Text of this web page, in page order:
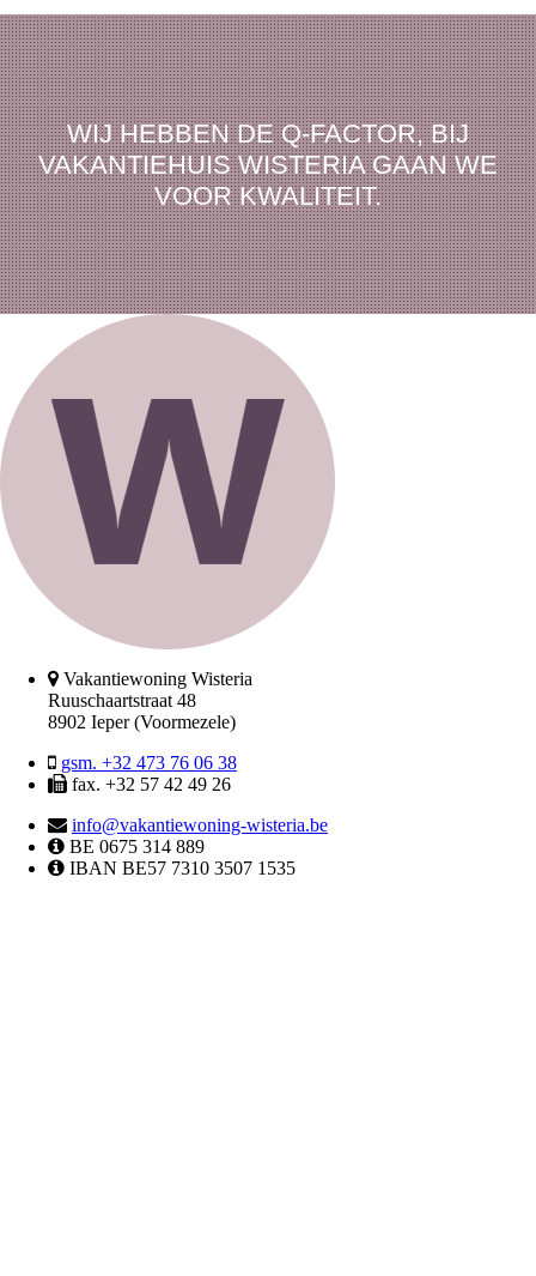
WIJ HEBBEN DE Q-FACTOR, BIJ
VAKANTIEHUIS WISTERIA GAAN WE
VOOR KWALITEIT.
Vakantiewoning Wisteria
Ruuschaartstraat 48
8902 Ieper (Voormezele)
gsm. +32 473 76 06 38
fax. +32 57 42 49 26
info@vakantiewoning-wisteria.be
BE 0675 314 889
IBAN BE57 7310 3507 1535